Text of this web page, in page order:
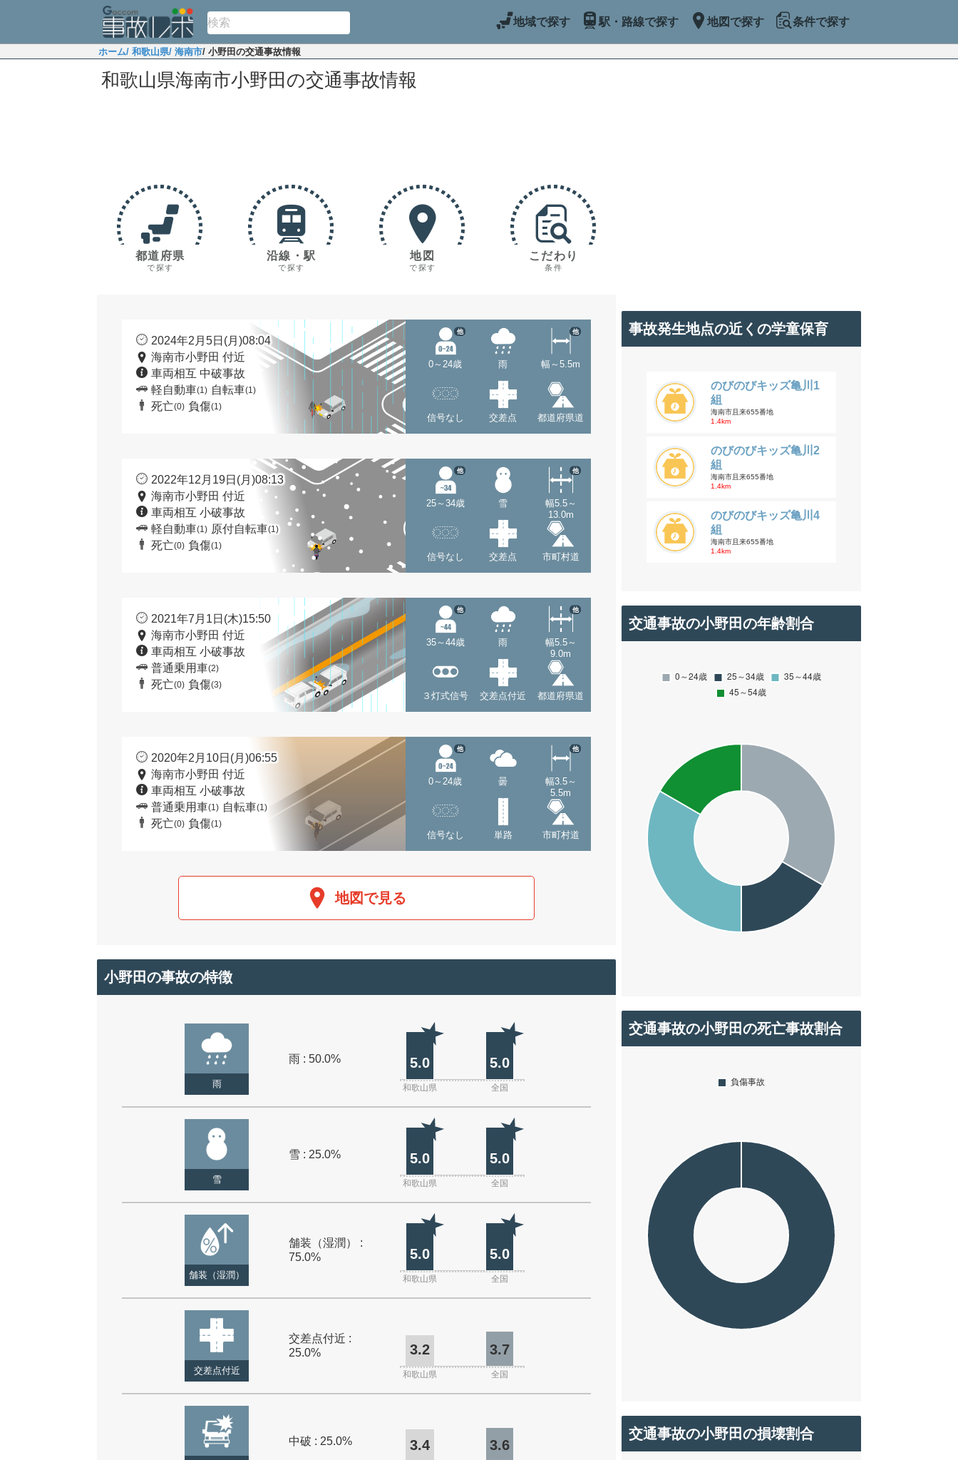
地域で探す 駅・路線で探す 地図で探す 条件で探す
ホーム/ 和歌山県/ 海南市/ 小野田の交通事故情報
和歌山県海南市小野田の交通事故情報
都道府県
で探す
沿線・駅
で探す
地図
で探す
こだわり
条件
2024年2月5日(月)08:04
海南市小野田 付近
車両相互 中破事故
軽自動車(1) 自転車(1)
死亡(0) 負傷(1)
0～24歳
他
雨 幅～5.5m
他
信号なし 交差点 都道府県道
2022年12月19日(月)08:13
海南市小野田 付近
車両相互 小破事故
軽自動車(1) 原付自転車(1)
死亡(0) 負傷(1)
25～34歳
他
雪
幅5.5～
13.0m
他
信号なし 交差点 市町村道
2021年7月1日(木)15:50
海南市小野田 付近
車両相互 小破事故
普通乗用車(2)
死亡(0) 負傷(3)
35～44歳
他
雨
幅5.5～
9.0m
他
３灯式信号 交差点付近 都道府県道
2020年2月10日(月)06:55
海南市小野田 付近
車両相互 小破事故
普通乗用車(1) 自転車(1)
死亡(0) 負傷(1)
0～24歳
他
曇
幅3.5～
5.5m
他
信号なし 単路 市町村道
地図で見る
小野田の事故の特徴
雨
雨 : 50.0% 5.0 5.0
和歌山県 全国
雪
雪 : 25.0% 5.0 5.0
和歌山県 全国
舗装（湿潤）
舗装（湿潤） :
75.0%
5.0 5.0
和歌山県 全国
交差点付近
交差点付近 :
25.0%
3.2 3.7
和歌山県 全国
中破 : 25.0% 3.4 3.6
事故発生地点の近くの学童保育
のびのびキッズ亀川1
組
海南市且来655番地
1.4km
のびのびキッズ亀川2
組
海南市且来655番地
1.4km
のびのびキッズ亀川4
組
海南市且来655番地
1.4km
交通事故の小野田の年齢割合
交通事故の小野田の死亡事故割合
交通事故の小野田の損壊割合